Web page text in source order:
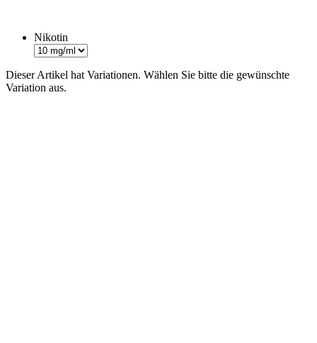
Nikotin
Dieser Artikel hat Variationen. Wählen Sie bitte die gewünschte
Variation aus.